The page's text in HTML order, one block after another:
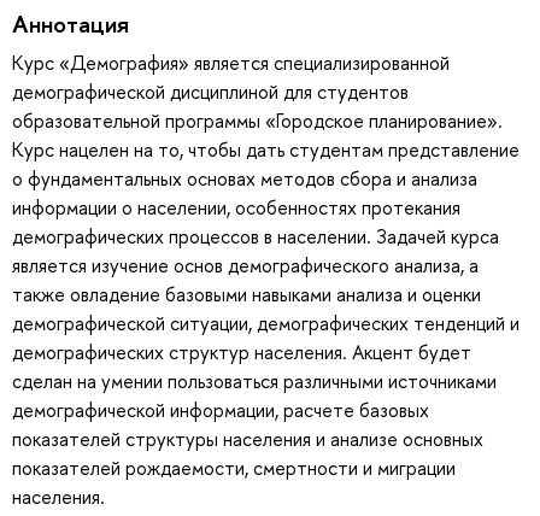
Аннотация
Курс «Демография» является специализированной
демографической дисциплиной для студентов
образовательной программы «Городское планирование».
Курс нацелен на то, чтобы дать студентам представление
о фундаментальных основах методов сбора и анализа
информации о населении, особенностях протекания
демографических процессов в населении. Задачей курса
является изучение основ демографического анализа, а
также овладение базовыми навыками анализа и оценки
демографической ситуации, демографических тенденций и
демографических структур населения. Акцент будет
сделан на умении пользоваться различными источниками
демографической информации, расчете базовых
показателей структуры населения и анализе основных
показателей рождаемости, смертности и миграции
населения.